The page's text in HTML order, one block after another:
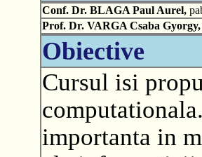
Conf. Dr. BLAGA Paul Aurel,
Prof. Dr. VARGA Csaba Gyorgy,
Obiective
Cursul isi
importanta in